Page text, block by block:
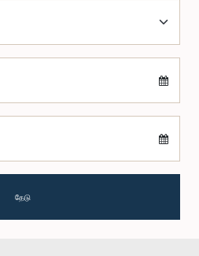
தேடு